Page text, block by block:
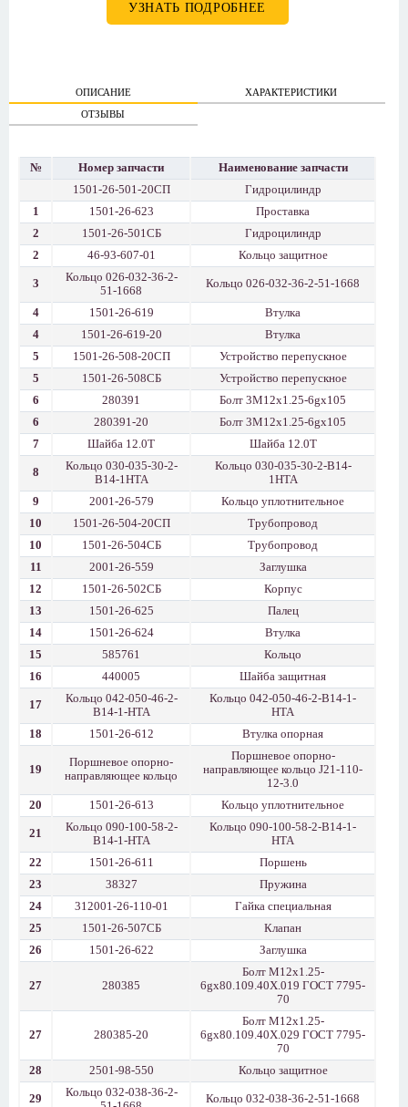
УЗНАТЬ ПОДРОБНЕЕ
ОПИСАНИЕ
ХАРАКТЕРИСТИКИ
ОТЗЫВЫ
№ Номер запчасти
Наименование запчасти
1501-26-501-20СП
Гидроцилиндр
1
1501-26-623
Проставка
2
1501-26-501СБ
Гидроцилиндр
2
46-93-607-01 Кольцо защитное
3
Кольцо 026-032-36-2-
51-1668
Кольцо 026-032-36-2-51-1668
4 1501-26-619
Втулка
4
1501-26-619-20
Втулка
5
1501-26-508-20СП
Устройство перепускное
5
1501-26-508СБ
Устройство перепускное
6
280391
Болт 3М12х1.25-6gх105
6
280391-20
Болт 3М12х1.25-6gх105
7
Шайба 12.0Т Шайба 12.0Т
8
Кольцо 030-035-30-2-
В14-1НТА
Кольцо 030-035-30-2-В14-
1НТА
9
2001-26-579
Кольцо уплотнительное
10
1501-26-504-20СП
Трубопровод
10
1501-26-504СБ
Трубопровод
11
2001-26-559
Заглушка
12
1501-26-502СБ
Корпус
13
1501-26-625
Палец
14
1501-26-624
Втулка
15
585761
Кольцо
16
440005 Шайба защитная
17
Кольцо 042-050-46-2-
В14-1-НТА
Кольцо 042-050-46-2-В14-1-
НТА
18
1501-26-612 Втулка опорная
19
Поршневое опорно-
направляющее кольцо
Поршневое опорно-
направляющее кольцо Ј21-110-
12-3.0
20
1501-26-613 Кольцо уплотнительное
21
Кольцо 090-100-58-2-
В14-1-НТА
Кольцо 090-100-58-2-В14-1-
НТА
22
1501-26-611
Поршень
23
38327
Пружина
24
312001-26-110-01
Гайка специальная
25
1501-26-507СБ
Клапан
26
1501-26-622 Заглушка
27 280385
Болт М12х1.25-
6gх80.109.40Х.019 ГОСТ 7795-
70
27 280385-20
Болт М12х1.25-
6gх80.109.40Х.029 ГОСТ 7795-
70
28
2501-98-550 Кольцо защитное
29
Кольцо 032-038-36-2-
Кольцо 032-038-36-2-51-1668